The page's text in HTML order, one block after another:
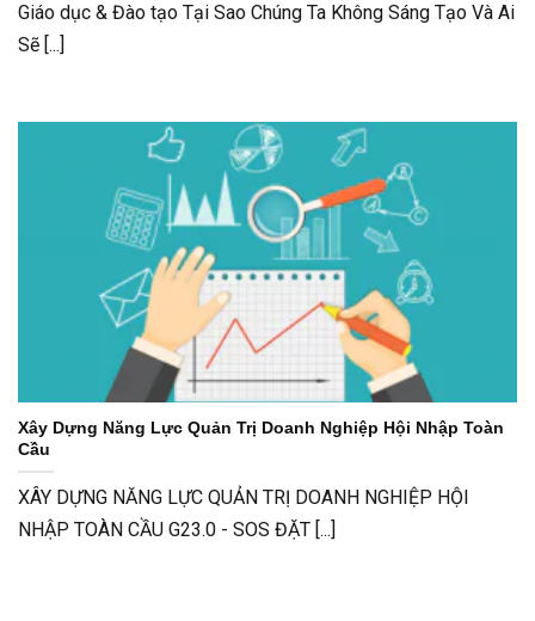
Giáo dục & Đào tạo Tại Sao Chúng Ta Không Sáng Tạo Và Ai
Sẽ [...]
Xây Dựng Năng Lực Quản Trị Doanh Nghiệp Hội Nhập Toàn
Cầu
XÂY DỰNG NĂNG LỰC QUẢN TRỊ DOANH NGHIỆP HỘI
NHẬP TOÀN CẦU G23.0 - SOS ĐẶT [...]